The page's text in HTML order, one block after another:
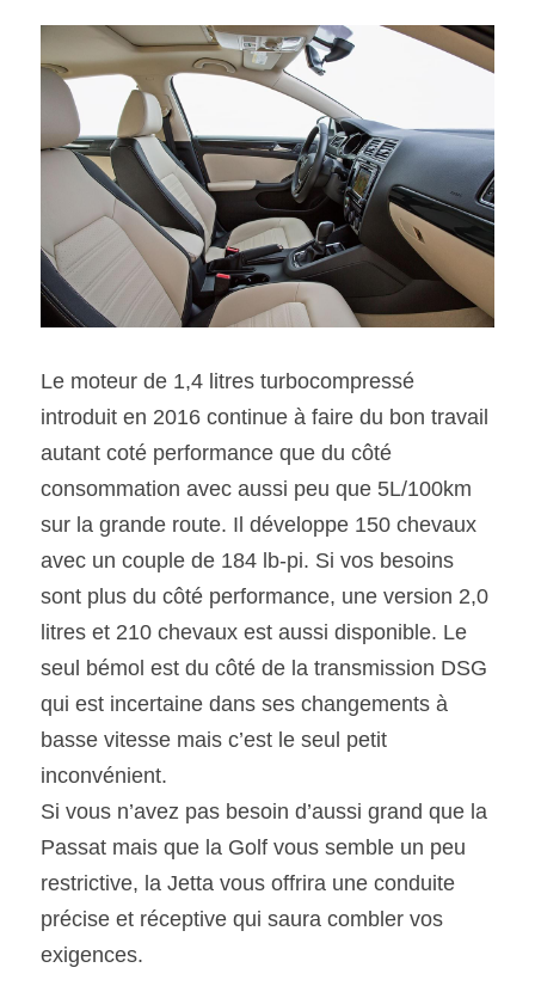
Le moteur de 1,4 litres turbocompressé
introduit en 2016 continue à faire du bon travail
autant coté performance que du côté
consommation avec aussi peu que 5L/100km
sur la grande route. Il développe 150 chevaux
avec un couple de 184 lb-pi. Si vos besoins
sont plus du côté performance, une version 2,0
litres et 210 chevaux est aussi disponible. Le
seul bémol est du côté de la transmission DSG
qui est incertaine dans ses changements à
basse vitesse mais c’est le seul petit
inconvénient.
Si vous n’avez pas besoin d’aussi grand que la
Passat mais que la Golf vous semble un peu
restrictive, la Jetta vous offrira une conduite
précise et réceptive qui saura combler vos
exigences.